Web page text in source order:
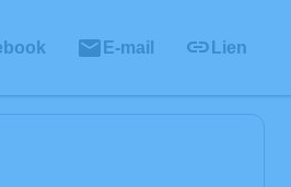
E-mail Lien